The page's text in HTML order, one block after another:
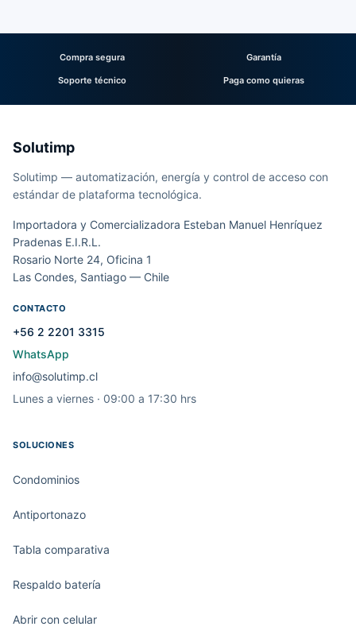
Compra segura Garantía
Soporte técnico Paga como quieras
Solutimp
Solutimp — automatización, energía y control de acceso con
estándar de plataforma tecnológica.
Importadora y Comercializadora Esteban Manuel Henríquez
Pradenas E.I.R.L.
Rosario Norte 24, Oficina 1
Las Condes, Santiago — Chile
CONTACTO
+56 2 2201 3315
WhatsApp
info@solutimp.cl
Lunes a viernes · 09:00 a 17:30 hrs
SOLUCIONES
Condominios
Antiportonazo
Tabla comparativa
Respaldo batería
Abrir con celular